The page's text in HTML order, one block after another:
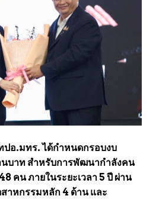
ปอ.มทร. ได้กำหนดกรอบงบ
บาท สำหรับการพัฒนากำลังคน
คน ภายในระยะเวลา 5 ปี ผ่าน
าหกรรมหลัก 4 ด้าน และ